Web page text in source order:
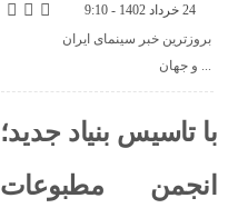
24 خرداد 1402 - 9:10
بروزترین خبر سینمای ایران
و جهان ...
با تاسیس بنیاد جدید؛
انجمن مطبوعات